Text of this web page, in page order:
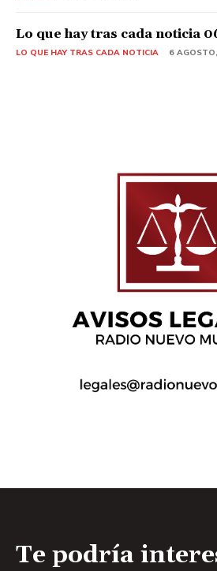
Lo que hay tras cada noticia
LO QUE HAY TRAS CADA NOTICIA 6
Te podría